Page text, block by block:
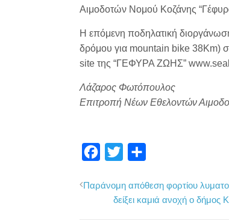
Αιμοδοτών Νομού Κοζάνης
Η επόμενη ποδηλατική
δρόμου για mountain bike 38Km)
site της “ΓΕΦΥΡΑ ΖΩΗΣ”
Λάζαρος Φωτόπουλος
Επιτροπή Νέων Εθελοντών
c
i
t
ι
ρ
Παράνομη απόθεση φορτίου
δείξει καμιά ανοχή ο δήμος